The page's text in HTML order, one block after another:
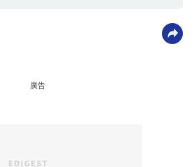
廣告